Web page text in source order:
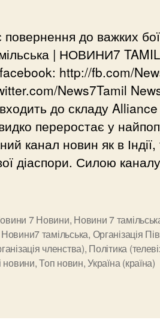
до важких
| НОВИНИ7 TAMIL
http://fb.com/
News7Tamil
до складу
переростає у
канал новин як в Індії,
діаспори. Силою
7 Новини, Новини 7
Новини7 тамільська, Організація
членства), Політика
новини,Топ новин,Україна (країна)